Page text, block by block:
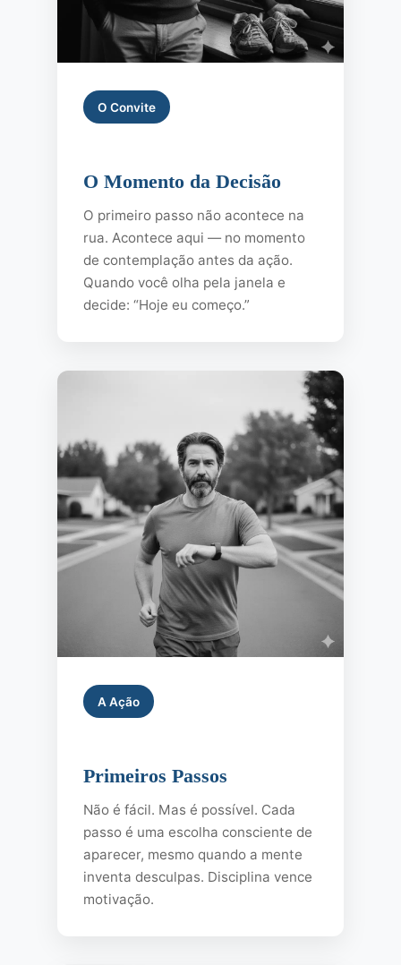
O Convite
O Momento da Decisão
O primeiro passo não acontece na
rua. Acontece aqui — no momento
de contemplação antes da ação.
Quando você olha pela janela e
decide: “Hoje eu começo.”
A Ação
Primeiros Passos
Não é fácil. Mas é possível. Cada
passo é uma escolha consciente de
aparecer, mesmo quando a mente
inventa desculpas. Disciplina vence
motivação.